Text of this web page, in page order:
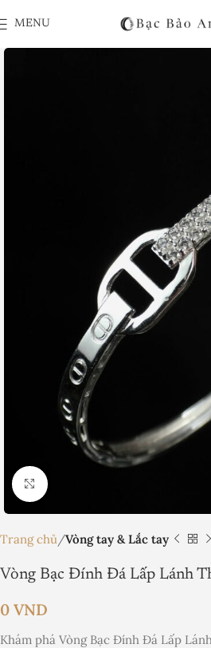
MENU
Nhấp để phóng to
Trang chủ Vòng tay & Lắc tay
Vòng Bạc Đính Đá Lấp Lánh
0 VND
Khám phá Vòng Bạc Đính Đá Lấp